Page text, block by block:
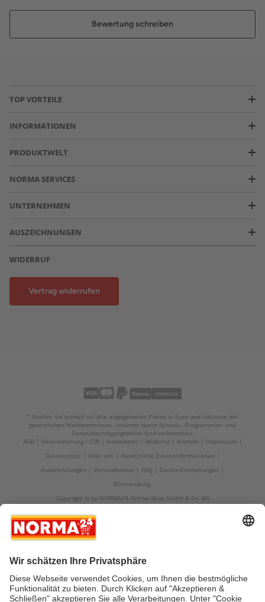
Bewertung schreiben
TOP VORTEILE
INFORMATIONEN
PRODUKTWELT
NORMA SERVICES
UNTERNEHMEN
AUSZEICHNUNGEN
WIDERRUF
Vertrag widerrufen
* Greifen Sie schnell zu! Alle angegebenen Preise in Euro und inklusive der
gesetzlichen Mehrwertsteuer. Irrtümer durch Schreib-, Programmier- und
Datenübertragungsfehler sind vorbehalten.
AGB
Verantwortung / CSR Newsletter Widerruf Kontakt
Impressum
Datenschutz
Über uns
Gesetzliche Zusatzinformationen
Auszeichnungen
Versandstatus FAQ
Cookie-Einstellungen
Rücksendung
Copyright © by NORMA24 Online-Shop GmbH & Co. KG